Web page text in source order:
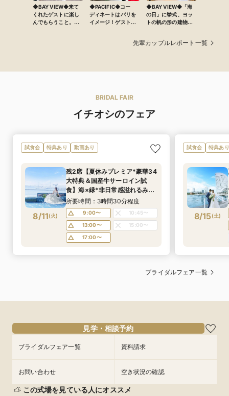
◆BAY VIEW◆来て
くれたゲストに楽し
んでもらうこと。今
◆PACIFIC◆コー
ディネートはバリを
イメージ！ゲストの
と思い、お料理や演
◆BAY VIEW◆「海
の日」に挙式、ヨッ
トの帆の形の建物、
海が見える披露宴会
先輩カップルレポート一覧
BRIDAL FAIR
イチオシのフェア
試食会 特典あり 動画あり
8/11(火)
残2席【夏休みプレミア*豪華34
大特典＆国産牛サーロイン試
食】海×緑*非日常感溢れるみな
とみらい絶景《年イチお得なBIG
フェア！ドレス優待＆宿泊券プ
レゼントも！》
所要時間：3時間30分程度
9:00〜
10:45〜
13:00〜
15:00〜
17:00〜
試食会 特典あり
8/15(土)
ブライダルフェア一覧
見学・相談予約
ブライダルフェア一覧 資料請求
お問い合わせ 空き状況の確認
この式場を見ている人にオススメ